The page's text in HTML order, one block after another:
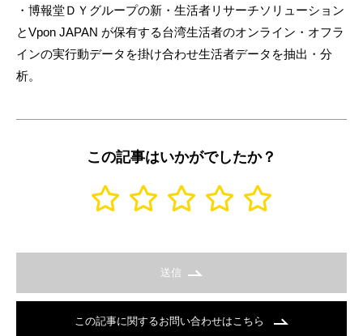
・博報堂ＤＹグループの新・生活者リサーチソリューション
とVpon JAPAN が保有する台湾生活者のオンライン・オフラ
インの実行動データを掛け合わせ生活者データを抽出・分
析。
この記事はいかがでしたか？
送信
この記事に関するお問い合わせはこちら